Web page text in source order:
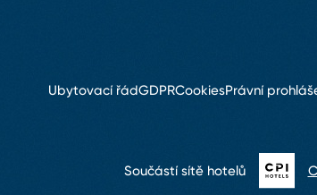
Ubytovací řádGDPRCookiesPrávní
Součástí sítě hotelů